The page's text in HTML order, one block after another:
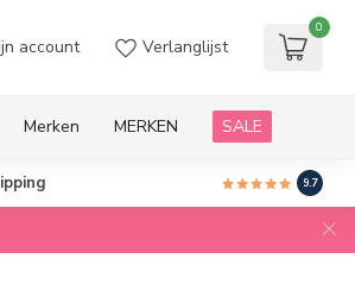
account Verlanglijst
0
Merken MERKEN SALE
9.7